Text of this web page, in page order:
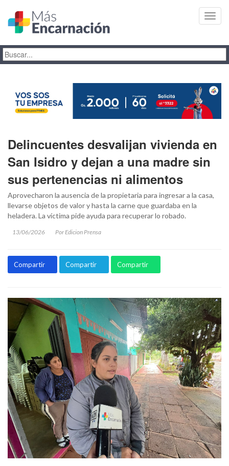
Delincuentes desvalijan vivienda en
San Isidro y dejan a una madre sin
sus pertenencias ni alimentos
Aprovecharon la ausencia de la propietaria para ingresar a la casa,
llevarse objetos de valor y hasta la carne que guardaba en la
heladera. La víctima pide ayuda para recuperar lo robado.
13/06/2026 Por Edicion Prensa
Compartir Compartir Compartir